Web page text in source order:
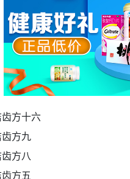
方十六
方九
方八
方五